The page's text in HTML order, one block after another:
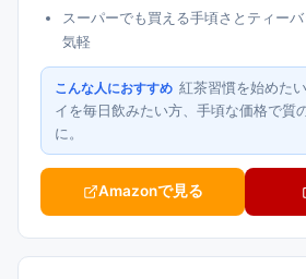
スーパーでも買える手頃さとティー
気軽
こんな人におすすめ 紅茶習慣を始めた
イを毎日飲みたい方、手頃な価格で質
に。
Amazonで見る